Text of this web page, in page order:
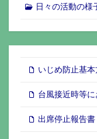
日々の活動の様
いじめ防止基
台風接近時等
出席停止報告書